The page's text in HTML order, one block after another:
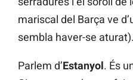
mariscal del Barça ve
sembla haver-se aturat).
Parlem d’Estanyol. És